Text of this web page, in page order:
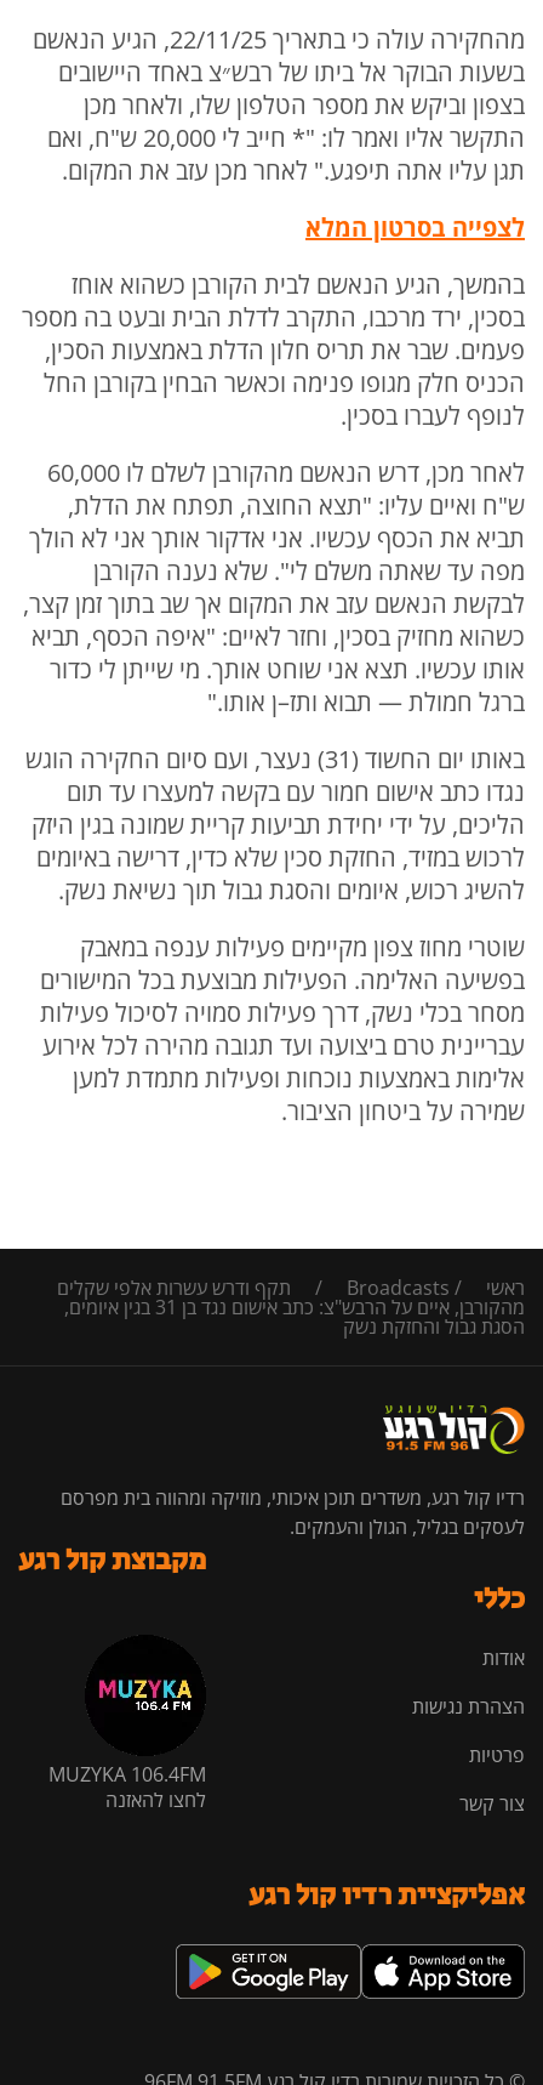
מהחקירה עולה כי בתאריך 22/11/25, הגיע הנאשם
בשעות הבוקר אל ביתו של רבש״צ באחד היישובים
בצפון וביקש את מספר הטלפון שלו, ולאחר מכן
התקשר אליו ואמר לו: "* חייב לי 20,000 ש"ח, ואם
תגן עליו אתה תיפגע." לאחר מכן עזב את המקום.
לצפייה בסרטון המלא
בהמשך, הגיע הנאשם לבית הקורבן כשהוא אוחז
בסכין, ירד מרכבו, התקרב לדלת הבית ובעט בה מספר
פעמים. שבר את תריס חלון הדלת באמצעות הסכין,
הכניס חלק מגופו פנימה וכאשר הבחין בקורבן החל
לנופף לעברו בסכין.
לאחר מכן, דרש הנאשם מהקורבן לשלם לו 60,000
ש"ח ואיים עליו: "תצא החוצה, תפתח את הדלת,
תביא את הכסף עכשיו. אני אדקור אותך אני לא הולך
מפה עד שאתה משלם לי". שלא נענה הקורבן
לבקשת הנאשם עזב את המקום אך שב בתוך זמן קצר,
כשהוא מחזיק בסכין, וחזר לאיים: "איפה הכסף, תביא
אותו עכשיו. תצא אני שוחט אותך. מי שייתן לי כדור
ברגל חמולת — תבוא ותז–ן אותו."
באותו יום החשוד (31) נעצר, ועם סיום החקירה הוגש
נגדו כתב אישום חמור עם בקשה למעצרו עד תום
הליכים, על ידי יחידת תביעות קריית שמונה בגין היזק
לרכוש במזיד, החזקת סכין שלא כדין, דרישה באיומים
להשיג רכוש, איומים והסגת גבול תוך נשיאת נשק.
שוטרי מחוז צפון מקיימים פעילות ענפה במאבק
בפשיעה האלימה. הפעילות מבוצעת בכל המישורים
מסחר בכלי נשק, דרך פעילות סמויה לסיכול פעילות
עבריינית טרם ביצועה ועד תגובה מהירה לכל אירוע
אלימות באמצעות נוכחות ופעילות מתמדת למען
שמירה על ביטחון הציבור.
ראשי /
Broadcasts
/ תקף ודרש עשרות אלפי שקלים
מהקורבן, איים על הרבש"צ: כתב אישום נגד בן 31 בגין איומים,
הסגת גבול והחזקת נשק
רדיו קול רגע, משדרים תוכן איכותי, מוזיקה ומהווה בית מפרסם
לעסקים בגליל, הגולן והעמקים.
כללי
אודות
הצהרת נגישות
פרטיות
צור קשר
מקבוצת קול רגע
MUZYKA 106.4FM
לחצו להאזנה
אפליקציית רדיו קול רגע